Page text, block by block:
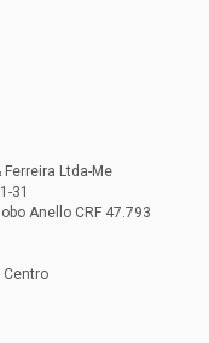
Ltda-Me
31
Anello CRF 47.793
Centro